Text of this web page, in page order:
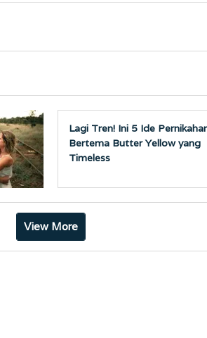
Lagi Tren! Ini 5 Ide
Bertema Butter Yellow yang
Timeless
View More